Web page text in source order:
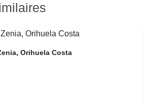
Orihuela Costa